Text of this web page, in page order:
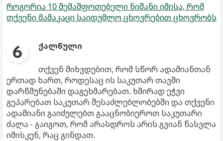
როგორია 10 შემაშფოთებელი ნიშანი იმისა, რომ
თქვენი მამაკაცი საიდუმლო ცხოვრებით ცხოვრობს
ქალწული
თქვენ მიხვდებით, რომ სწორ ადამიანთან
ერთად ხართ, როდესაც ის საკუთარ თავში
დარწმუნებაში დაგეხმარებათ. ხშირად ეჭვი
გეპარებათ საკუთარ შესაძლებლობებში და თქვენი
ადამიანი გაიძულებთ გააცნობიეროთ საკუთარი
ძალა - გაიგოთ, რომ არასდროს არის გვიან წასვლა
იმისკენ, რაც გინდათ.